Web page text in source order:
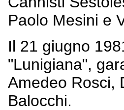
Paolo Mesini e
Il 21 giugno
"Lunigiana",
Amedeo Rosci,
Balocchi.